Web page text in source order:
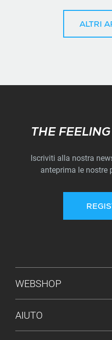
ALTRI
THE
Iscriviti alla nostra
anteprima le nostre
MENU PIÈ DI PAGINA
WEBSHOP
AIUTO